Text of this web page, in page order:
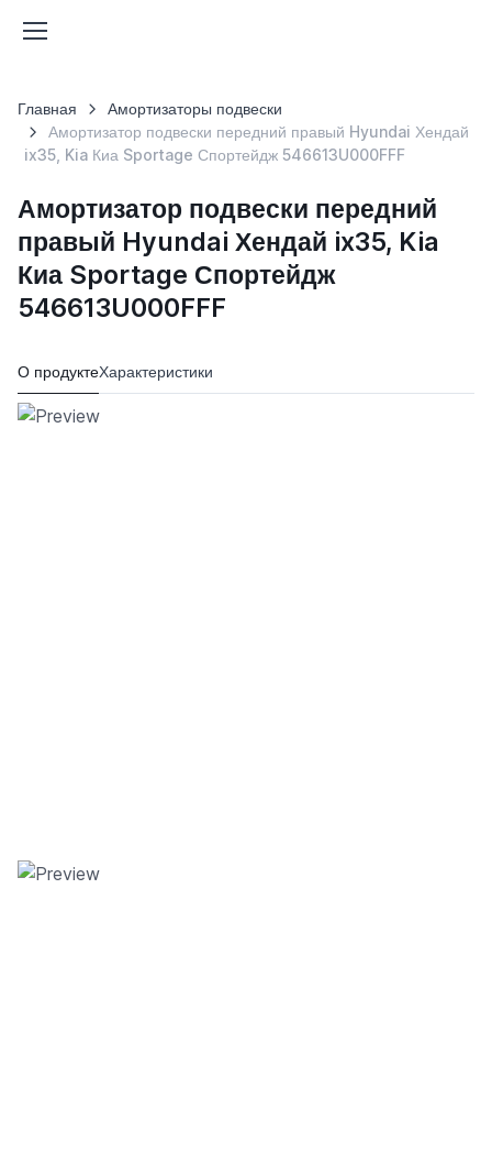
Главная
Амортизаторы подвески
Амортизатор подвески передний правый Hyundai Хендай
ix35, Kia Киа Sportage Спортейдж 546613U000FFF
Амортизатор подвески передний
правый Hyundai Хендай ix35, Kia
Киа Sportage Спортейдж
546613U000FFF
О продуктеХарактеристики